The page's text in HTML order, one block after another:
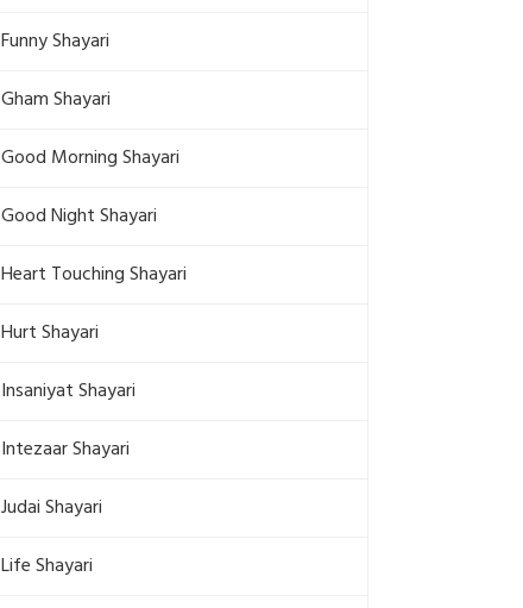
Funny Shayari
Gham Shayari
Good Morning Shayari
Good Night Shayari
Heart Touching Shayari
Hurt Shayari
Insaniyat Shayari
Intezaar Shayari
Judai Shayari
Life Shayari